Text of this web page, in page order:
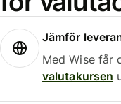
Jämför
Med Wise får
valutakursen